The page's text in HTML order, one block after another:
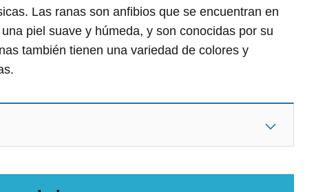
Las ranas son anfibios que se encuentran en
piel suave y húmeda, y son conocidas por su
también tienen una variedad de colores y